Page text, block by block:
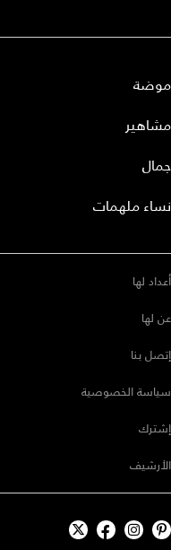
موضة
مشاهير
جمال
نساء ملهمات
أعداد لها
عن لها
إتصل بنا
سياسة الخصوصية
إشترك
الأرشيف